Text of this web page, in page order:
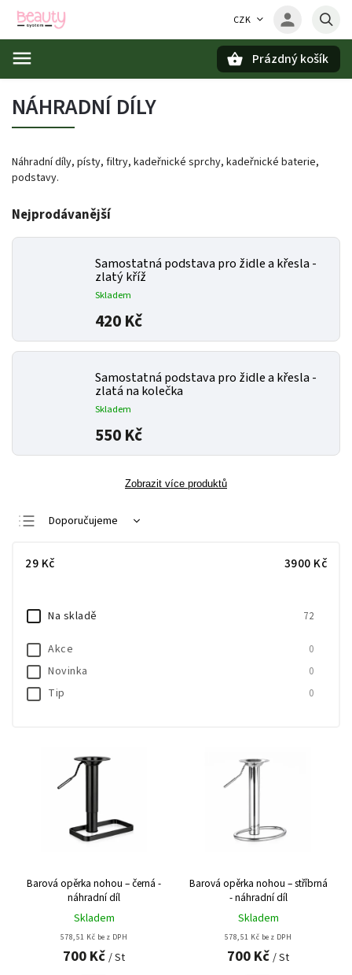
CZK
Prázdný košík
NÁHRADNÍ DÍLY
Náhradní díly, písty, filtry, kadeřnické sprchy, kadeřnické baterie,
podstavy.
Nejprodávanější
Samostatná podstava pro židle a křesla -
zlatý kříž
Skladem
420 Kč
Samostatná podstava pro židle a křesla -
zlatá na kolečka
Skladem
550 Kč
Zobrazit více produktů
Doporučujeme
Nejdražší
Abecedně
29 Kč 3900 Kč
Na skladě 72
Akce 0
Novinka 0
Tip 0
Barová opěrka nohou – černá -
náhradní díl
Skladem
578,51 Kč bez DPH
700 Kč / St
Barová opěrka nohou – stříbrná
- náhradní díl
Skladem
578,51 Kč bez DPH
700 Kč / St